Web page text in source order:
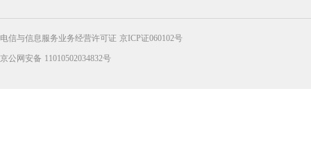
电信与信息服务业务经营许可证 京ICP证060102号
京公网安备 11010502034832号